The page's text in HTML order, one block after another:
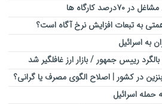
کارگاه ها
به تبعات افزایش نرخ آگاه است؟
به اسرائیل
رییس جمهور / بازار ارز غافلگیر شد
اسرائیل